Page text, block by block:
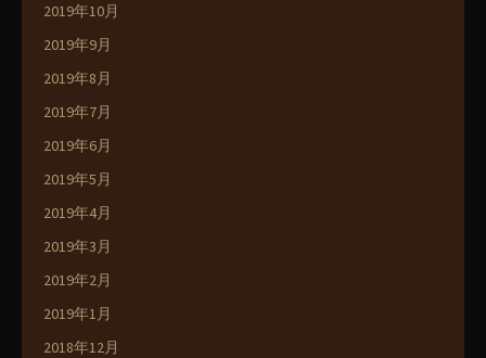
2019年10月
2019年9月
2019年8月
2019年7月
2019年6月
2019年5月
2019年4月
2019年3月
2019年2月
2019年1月
2018年12月